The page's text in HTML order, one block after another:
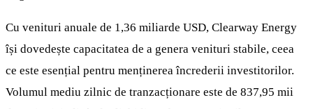
Cu venituri anuale de 1,36 miliarde USD, Clearway Energy
își dovedește capacitatea de a genera venituri stabile, ceea
ce este esențial pentru menținerea încrederii investitorilor.
Volumul mediu zilnic de tranzacționare este de 837,95 mii